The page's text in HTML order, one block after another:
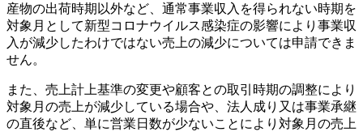
産物の出荷時期以外など、通常事業収入を得られない時期を
対象月として新型コロナウイルス感染症の影響により事業収
入が減少したわけではない売上の減少については申請できま
せん。
また、売上計上基準の変更や顧客との取引時期の調整により
対象月の売上が減少している場合や、法人成り又は事業承継
の直後など、単に営業日数が少ないことにより対象月の売上